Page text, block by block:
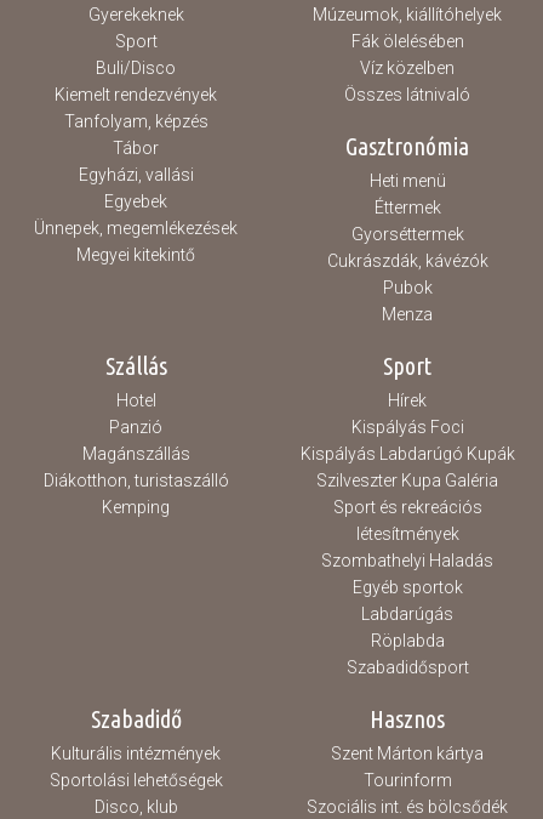
Gyerekeknek
Sport
Buli/Disco
Kiemelt rendezvények
Tanfolyam, képzés
Tábor
Egyházi, vallási
Egyebek
Ünnepek, megemlékezések
Megyei kitekintő
Múzeumok, kiállítóhelyek
Fák ölelésében
Víz közelben
Összes látnivaló
Gasztronómia
Heti menü
Éttermek
Gyorséttermek
Cukrászdák, kávézók
Pubok
Menza
Szállás
Hotel
Panzió
Magánszállás
Diákotthon, turistaszálló
Kemping
Sport
Hírek
Kispályás Foci
Kispályás Labdarúgó Kupák
Szilveszter Kupa Galéria
Sport és rekreációs
létesítmények
Szombathelyi Haladás
Egyéb sportok
Labdarúgás
Röplabda
Szabadidősport
Szabadidő
Kulturális intézmények
Sportolási lehetőségek
Disco, klub
Hasznos
Szent Márton kártya
Tourinform
Szociális int. és bölcsődék